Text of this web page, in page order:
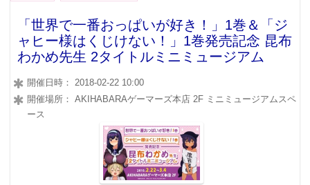
「世界で一番おっぱいが好き！」1巻＆「ジ
ャヒー様はくじけない！」1巻発売記念 昆布
わかめ先生 2タイトルミニミュージアム
開催日時： 2018-02-22 10:00
開催場所： AKIHABARAゲーマーズ本店 2F ミニミュージアムスペ
ース